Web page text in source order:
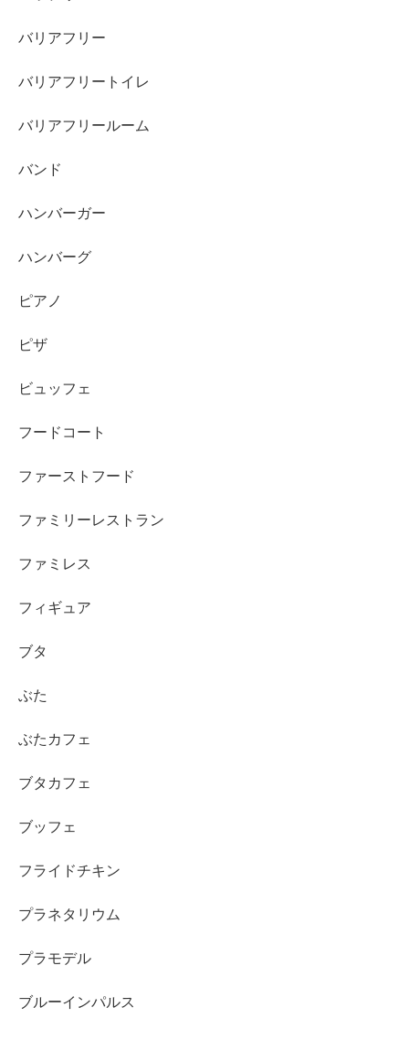
バリアフリー
バリアフリートイレ
バリアフリールーム
バンド
ハンバーガー
ハンバーグ
ピアノ
ピザ
ビュッフェ
フードコート
ファーストフード
ファミリーレストラン
ファミレス
フィギュア
ブタ
ぶた
ぶたカフェ
ブタカフェ
ブッフェ
フライドチキン
プラネタリウム
プラモデル
ブルーインパルス